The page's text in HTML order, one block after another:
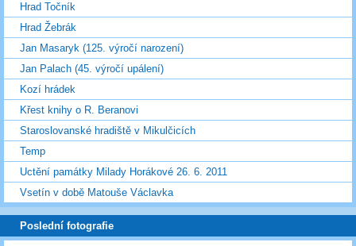
Hrad Točník
Hrad Žebrák
Jan Masaryk (125. výročí narození)
Jan Palach (45. výročí upálení)
Kozí hrádek
Křest knihy o R. Beranovi
Staroslovanské hradiště v Mikulčicích
Temp
Uctění památky Milady Horákové 26. 6. 2011
Vsetín v době Matouše Václavka
Poslední fotografie